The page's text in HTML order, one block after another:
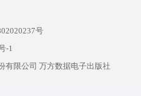
号
-1
有限公司 万方数据电子出版社